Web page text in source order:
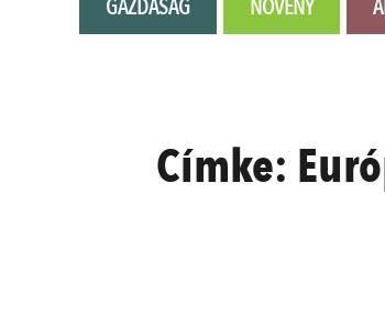
GAZDASÁG NÖVÉNY
Címke: